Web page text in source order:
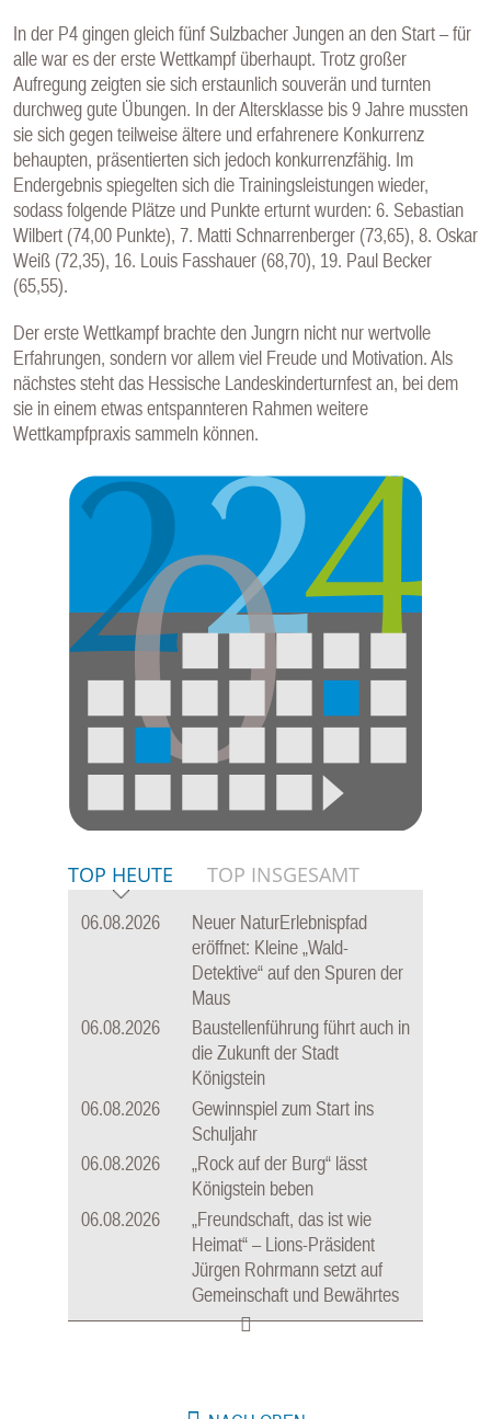
In der P4 gingen gleich fünf Sulzbacher Jungen an den Start – für
alle war es der erste Wettkampf überhaupt. Trotz großer
Aufregung zeigten sie sich erstaunlich souverän und turnten
durchweg gute Übungen. In der Altersklasse bis 9 Jahre mussten
sie sich gegen teilweise ältere und erfahrenere Konkurrenz
behaupten, präsentierten sich jedoch konkurrenzfähig. Im
Endergebnis spiegelten sich die Trainingsleistungen wieder,
sodass folgende Plätze und Punkte erturnt wurden: 6. Sebastian
Wilbert (74,00 Punkte), 7. Matti Schnarrenberger (73,65), 8. Oskar
Weiß (72,35), 16. Louis Fasshauer (68,70), 19. Paul Becker
(65,55).
Der erste Wettkampf brachte den Jungrn nicht nur wertvolle
Erfahrungen, sondern vor allem viel Freude und Motivation. Als
nächstes steht das Hessische Landeskinderturnfest an, bei dem
sie in einem etwas entspannteren Rahmen weitere
Wettkampfpraxis sammeln können.
TOP HEUTE TOP INSGESAMT
06.08.2026
Neuer NaturErlebnispfad
eröffnet: Kleine „Wald-
Detektive“ auf den Spuren der
Maus
06.08.2026
Baustellenführung führt auch in
die Zukunft der Stadt
Königstein
06.08.2026
Gewinnspiel zum Start ins
Schuljahr
06.08.2026
„Rock auf der Burg“ lässt
Königstein beben
06.08.2026
„Freundschaft, das ist wie
Heimat“ – Lions-Präsident
Jürgen Rohrmann setzt auf
Gemeinschaft und Bewährtes